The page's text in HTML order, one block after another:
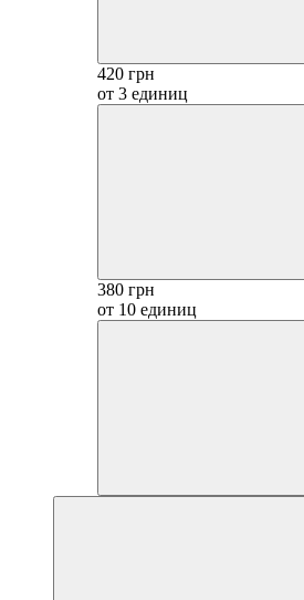
420 грн
от 3 единиц
380 грн
от 10 единиц